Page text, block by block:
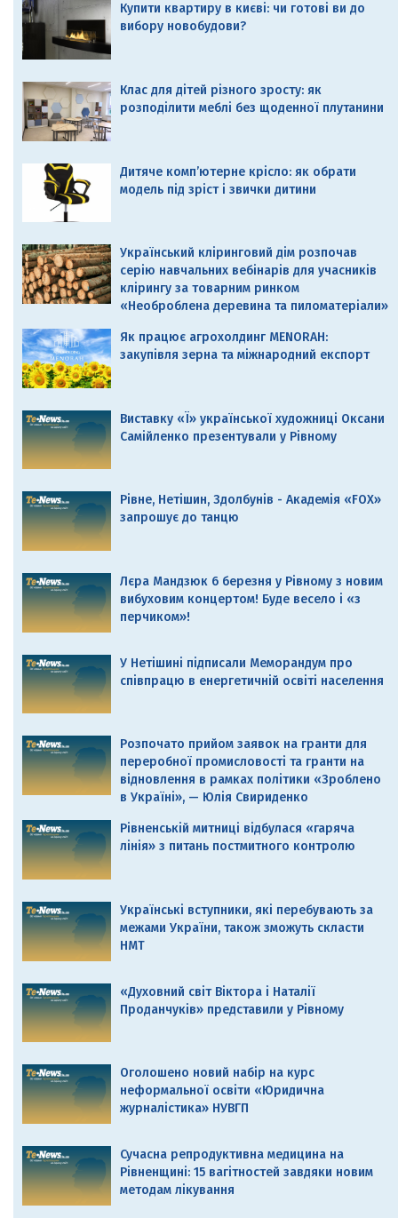
Купити квартиру в києві: чи готові ви до
вибору новобудови?
Клас для дітей різного зросту: як
розподілити меблі без щоденної плутанини
Дитяче комп’ютерне крісло: як обрати
модель під зріст і звички дитини
Український кліринговий дім розпочав
серію навчальних вебінарів для учасників
клірингу за товарним ринком
«Необроблена деревина та пиломатеріали»
Як працює агрохолдинг MENORAH:
закупівля зерна та міжнародний експорт
Виставку «Ї» української художниці Оксани
Самійленко презентували у Рівному
Рівне, Нетішин, Здолбунів - Академія «FOX»
запрошує до танцю
Лєра Мандзюк 6 березня у Рівному з новим
вибуховим концертом! Буде весело і «з
перчиком»!
У Нетішині підписали Меморандум про
співпрацю в енергетичній освіті населення
Розпочато прийом заявок на гранти для
переробної промисловості та гранти на
відновлення в рамках політики «Зроблено
в Україні», — Юлія Свириденко
Рівненській митниці відбулася «гаряча
лінія» з питань постмитного контролю
Українські вступники, які перебувають за
межами України, також зможуть скласти
НМТ
«Духовний світ Віктора і Наталії
Проданчуків» представили у Рівному
Оголошено новий набір на курс
неформальної освіти «Юридична
журналістика» НУВГП
Сучасна репродуктивна медицина на
Рівненщині: 15 вагітностей завдяки новим
методам лікування